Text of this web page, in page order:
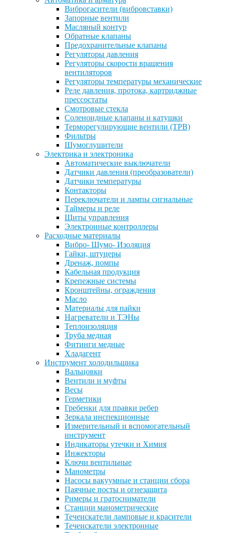
Виброгасители (вибровставки)
Запорные вентили
Масляный контур
Обратные клапаны
Предохранительные клапаны
Регуляторы давления
Регуляторы скорости вращения
вентиляторов
Регуляторы температуры механические
Реле давления, протока, картриджные
прессостаты
Смотровые стекла
Соленоидные клапаны и катушки
Терморегулирующие вентили (ТРВ)
Фильтры
Шумоглушители
Электрика и электроника
Автоматические выключатели
Датчики давления (преобразователи)
Датчики температуры
Контакторы
Переключатели и лампы сигнальные
Таймеры и реле
Щиты управления
Электронные контроллеры
Расходные материалы
Вибро- Шумо- Изоляция
Гайки, штуцеры
Дренаж, помпы
Кабельная продукция
Крепежные системы
Кронштейны, ограждения
Масло
Материалы для пайки
Нагреватели и ТЭНы
Теплоизоляция
Труба медная
Фитинги медные
Хладагент
Инструмент холодильщика
Вальцовки
Вентили и муфты
Весы
Герметики
Гребенки для правки ребер
Зеркала инспекционные
Измерительный и вспомогательный
инструмент
Индикаторы утечки и Химия
Инжекторы
Ключи вентильные
Манометры
Насосы вакуумные и станции сбора
Паячные посты и огнезащита
Римеры и гратосниматели
Станции манометрические
Течеискатели ламповые и красители
Течеискатели электронные